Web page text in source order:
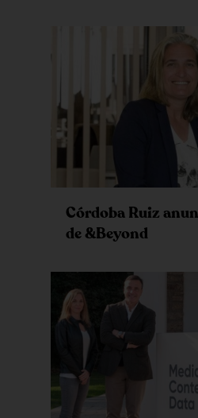
Córdoba Ruiz
de &Beyond